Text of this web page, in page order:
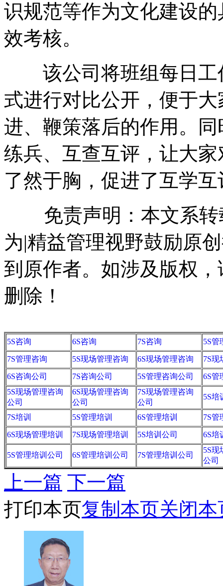
识规范等作为文化建设
效考核。
该公司将班组每日工
式进行对比公开，便于
进、鞭策落后的作用。
练兵、互查互评，让大
了然于胸，促进了互学
免责声明：本文系转
为|精益管理视野鼓励原
到原作者。如涉及版权，
删除！
5S咨询 6S咨询 7S咨询 5S管
7S管理咨询 5S现场管理咨询 6S现场管理咨询 7S现
6S咨询公司 7S咨询公司 5S管理咨询公司
6S管
5S现场管理咨询
公司
6S现场管理咨询
公司
7S现场管理咨询
公司
5S培
7S培训 5S管理培训 6S管理培训 7S管
6S现场管理培训 7S现场管理培训 5S培训公司 6S培
5S管理培训公司 6S管理培训公司 7S管理培训公司
5S现
公司
上一篇 下一篇
打印本页复制本页关闭本